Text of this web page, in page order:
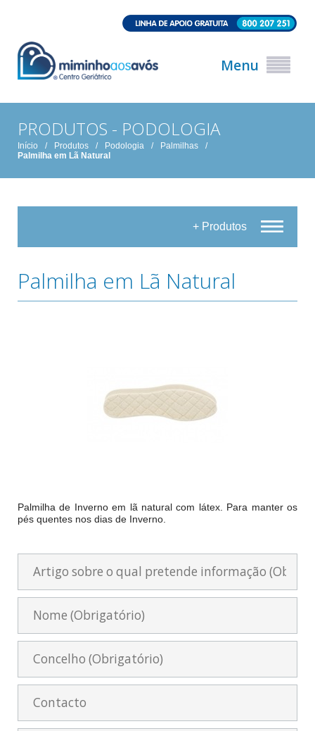
Menu
PRODUTOS - PODOLOGIA
Início / Produtos / Podologia / Palmilhas
/
Palmilha em Lã Natural
+ Produtos
Palmilha em Lã Natural
Palmilha de Inverno em lã natural com látex. Para manter os
pés quentes nos dias de Inverno.